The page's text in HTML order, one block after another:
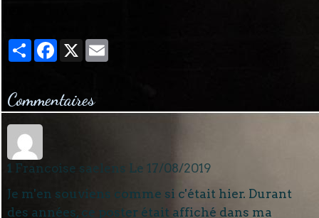
PartagerFacebook
X
Commentaires
1 Francoise saelens Le 17/08/2019
Je m'en souviens comme si c'était hier. Durant
des années, ce poster était affiché dans ma